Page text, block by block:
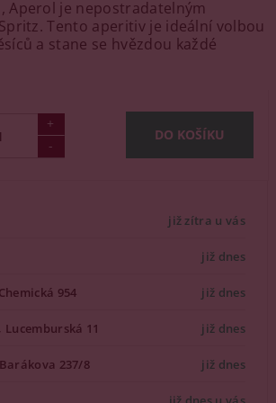
Aperol je nepostradatelným
Tento aperitiv je ideální volbou
a stane se hvězdou každé
již zítra u vás
již dnes
954 již dnes
Lucemburská 11 již dnes
237/8 již dnes